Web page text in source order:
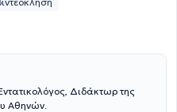
Διδάκτωρ της
Αθηνών.